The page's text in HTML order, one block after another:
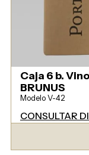
Caja 6 b.
BRUNUS
Modelo V-42
CONSULTAR